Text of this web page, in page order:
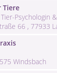
Tiere
Psychologin
66 , 77933
Windsbach